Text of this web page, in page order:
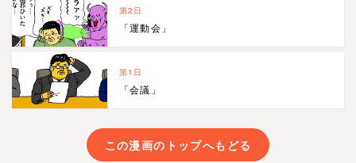
第2日
「運動会」
第1日
「会議」
この漫画のトップへもどる